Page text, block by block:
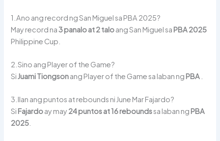
1.Ano ang record ng San Miguel sa PBA 2025?
May record na3 panalo at 2 taloang San Miguel sa PBA 2025
Philippine Cup.
2.Sino ang Player of the Game?
SiJuami Tiongsonang Player of the Game sa laban ng PBA
3.Ilan ang puntos at rebounds ni June Mar Fajardo?
Si Fajardoay may 24 puntos at 16 reboundssa laban ng PBA
2025